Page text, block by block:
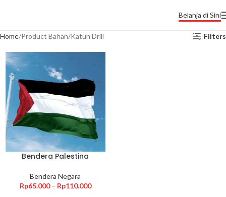
Belanja di Sini
Home Product Bahan Katun Drill Filters
Bendera Palestina
Bendera Negara
Rp65.000– Rp110.000